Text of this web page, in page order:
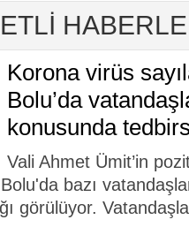
Korona virüs
Bolu’da
konusunda
Vali Ahmet Ümit’in
Bolu'da bazı
görülüyor.